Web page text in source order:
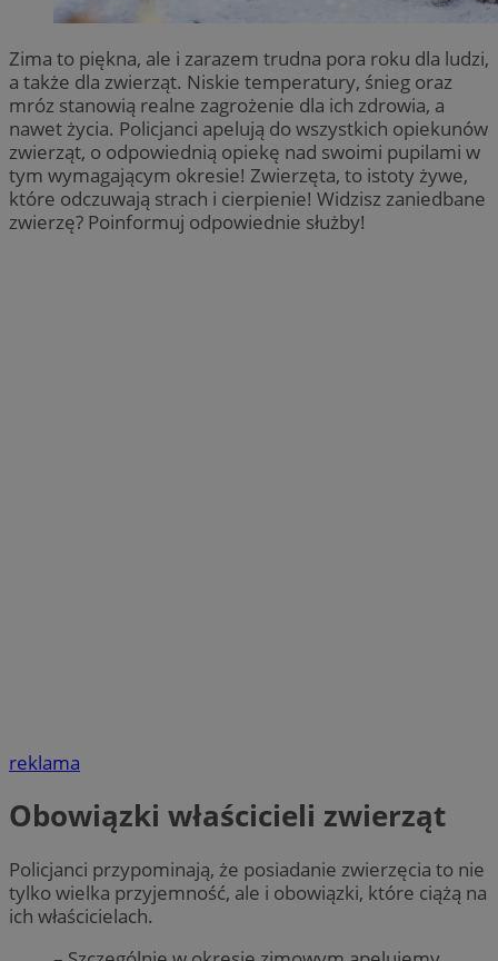
Zima to piękna, ale i zarazem trudna pora roku dla ludzi,
a także dla zwierząt. Niskie temperatury, śnieg oraz
mróz stanowią realne zagrożenie dla ich zdrowia, a
nawet życia. Policjanci apelują do wszystkich opiekunów
zwierząt, o odpowiednią opiekę nad swoimi pupilami w
tym wymagającym okresie! Zwierzęta, to istoty żywe,
które odczuwają strach i cierpienie! Widzisz zaniedbane
zwierzę? Poinformuj odpowiednie służby!
reklama
Obowiązki właścicieli zwierząt
Policjanci przypominają, że posiadanie zwierzęcia to nie
tylko wielka przyjemność, ale i obowiązki, które ciążą na
ich właścicielach.